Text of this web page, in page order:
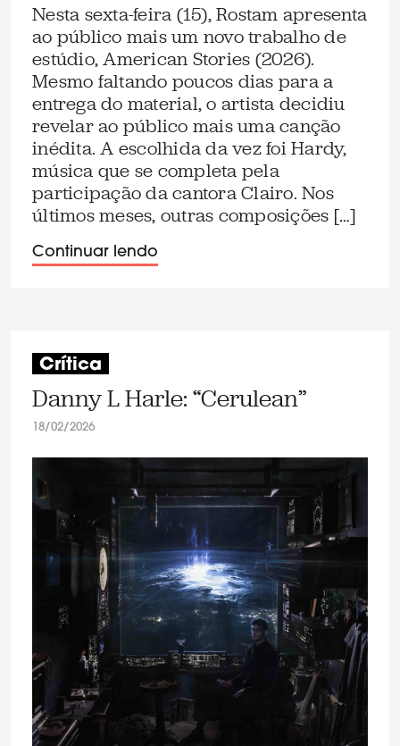
Nesta sexta-feira (15), Rostam apresenta
ao público mais um novo trabalho de
estúdio, American Stories (2026).
Mesmo faltando poucos dias para a
entrega do material, o artista decidiu
revelar ao público mais uma canção
inédita. A escolhida da vez foi Hardy,
música que se completa pela
participação da cantora Clairo. Nos
últimos meses, outras composições […]
Continuar lendo
Crítica
Danny L Harle: “Cerulean”
18/02/2026